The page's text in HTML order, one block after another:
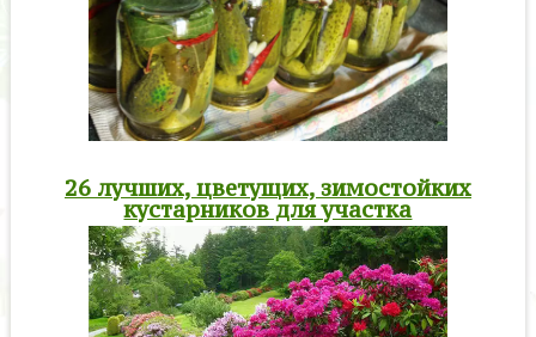
26 лучших, цветущих, зимостойких
кустарников для участка